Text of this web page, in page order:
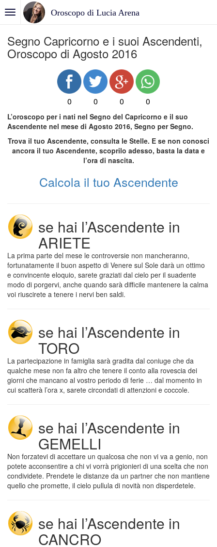
Oroscopo di Lucia Arena
Segno Capricorno e i suoi Ascendenti,
Oroscopo di Agosto 2016
0 0 0 0
L’oroscopo per i nati nel Segno del Capricorno e il suo
Ascendente nel mese di Agosto 2016, Segno per Segno.
Trova il tuo Ascendente, consulta le Stelle. E se non conosci
ancora il tuo Ascendente, scoprilo adesso, basta la data e
l’ora di nascita.
Calcola il tuo Ascendente
se hai l’Ascendente in
ARIETE
La prima parte del mese le controversie non mancheranno,
fortunatamente il buon aspetto di Venere sul Sole darà un ottimo
e convincente eloquio, sarete graziati dal cielo per il suadente
modo di porgervi, anche quando sarà difficile mantenere la calma
voi riuscirete a tenere i nervi ben saldi.
se hai l’Ascendente in
TORO
La partecipazione in famiglia sarà gradita dal coniuge che da
qualche mese non fa altro che tenere il conto alla rovescia dei
giorni che mancano al vostro periodo di ferie … dal momento in
cui scatterà l’ora x, sarete circondati di attenzioni e coccole.
se hai l’Ascendente in
GEMELLI
Non forzatevi di accettare un qualcosa che non vi va a genio, non
potete acconsentire a chi vi vorrà prigionieri di una scelta che non
condividete. Prendete le distanze da un partner che non mantiene
quello che promette, il cielo pullula di novità non disperdetele.
se hai l’Ascendente in
CANCRO